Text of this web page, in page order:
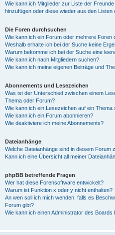
Wie kann ich Mitglieder zur Liste der
hinzufügen oder diese wieder aus den Listen
Die Foren durchsuchen
Wie kann ich ein Forum oder mehrere Foren
Weshalb erhalte ich bei der Suche keine
Warum bekomme ich bei der Suche eine
Wie kann ich nach Mitgliedern suchen?
Wie kann ich meine eigenen Beiträge und
Abonnements und Lesezeichen
Was ist der Unterschied zwischen einem
Thema oder Forum?
Wie kann ich ein Lesezeichen auf ein
Wie kann ich ein Forum abonnieren?
Wie deaktiviere ich meine Abonnements?
Dateianhänge
Welche Dateianhänge sind in diesem Forum
Kann ich eine Übersicht all meiner
phpBB betreffende Fragen
Wer hat diese Forensoftware entwickelt?
Warum ist Funktion x oder y nicht enthalten?
An wen soll ich mich wenden, falls es
Forum gibt?
Wie kann ich einen Administrator des Boards